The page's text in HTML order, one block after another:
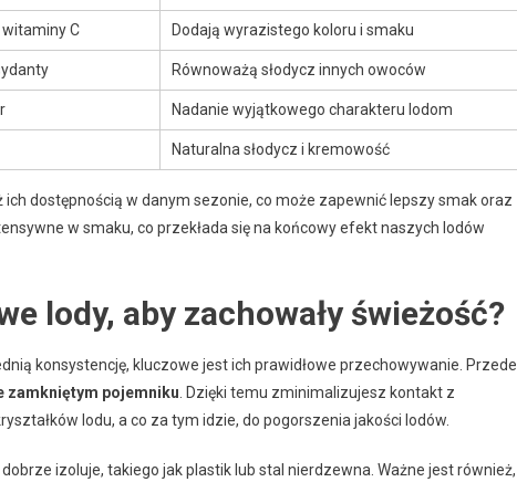
C Dodają wyrazistego koloru i smaku
Równoważą słodycz innych owoców
Nadanie wyjątkowego charakteru lodom
Naturalna słodycz i kremowość
dostępnością w danym sezonie, co może zapewnić lepszy smak oraz
w smaku, co przekłada się na końcowy efekt naszych lodów
lody, aby zachowały świeżość?
konsystencję, kluczowe jest ich prawidłowe przechowywanie. Przede
zamkniętym pojemniku . Dzięki temu zminimalizujesz kontakt z
lodu, a co za tym idzie, do pogorszenia jakości lodów.
izoluje, takiego jak plastik lub stal nierdzewna. Ważne jest również,